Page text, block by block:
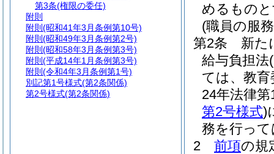
めるもの
(職員の服
第2条
新た
給与負担法
ては、教育
24年法律第
第2号様式)
務を行っ
2
前項の規
第3条(権限の委任)
附則
附則 (昭和41年3月条例第10号)
附則 (昭和49年3月条例第2号)
附則 (昭和58年3月条例第3号)
附則 (平成14年1月条例第3号)
附則 (令和4年3月条例第1号)
別記第1号様式(第2条関係)
第2号様式(第2条関係)